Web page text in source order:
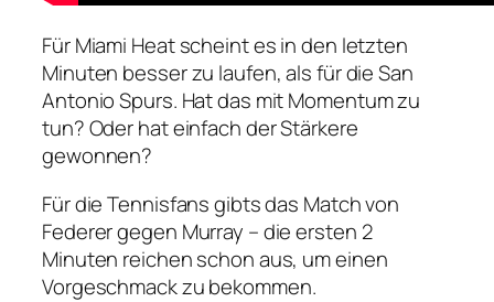
Für Miami Heat scheint es in den letzten
Minuten besser zu laufen, als für die San
Antonio Spurs. Hat das mit Momentum zu
tun? Oder hat einfach der Stärkere
gewonnen?
Für die Tennisfans gibts das Match von
Federer gegen Murray – die ersten 2
Minuten reichen schon aus, um einen
Vorgeschmack zu bekommen.